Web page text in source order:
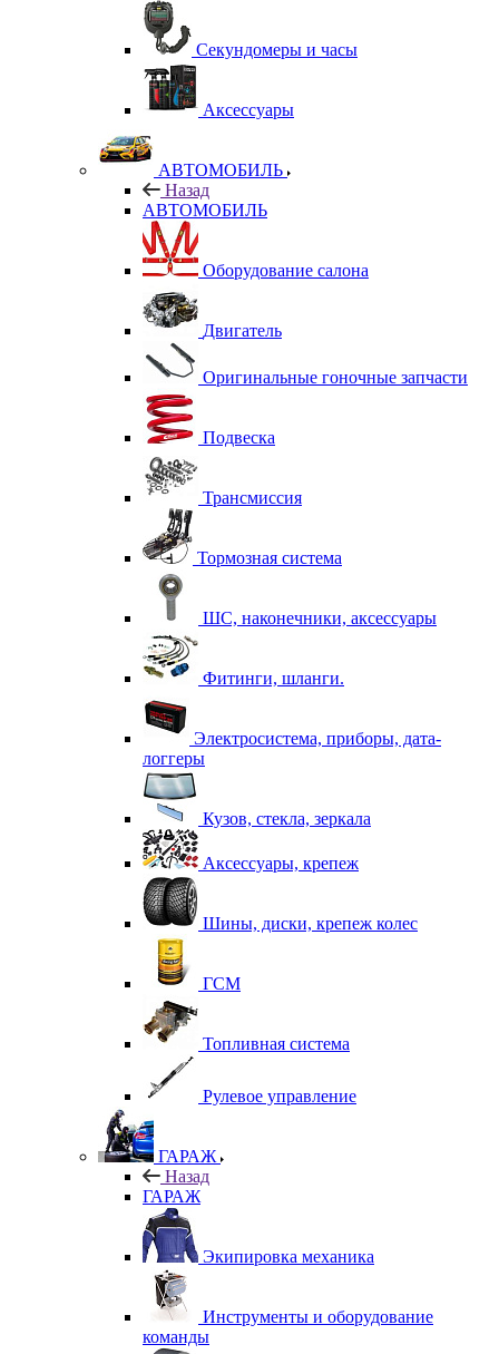
Секундомеры и часы
Аксессуары
АВТОМОБИЛЬ
Назад
АВТОМОБИЛЬ
Оборудование салона
Двигатель
Оригинальные гоночные запчасти
Подвеска
Трансмиссия
Тормозная система
ШС, наконечники, аксессуары
Фитинги, шланги.
Электросистема, приборы, дата-
логгеры
Кузов, стекла, зеркала
Аксессуары, крепеж
Шины, диски, крепеж колес
ГСМ
Топливная система
Рулевое управление
ГАРАЖ
Назад
ГАРАЖ
Экипировка механика
Инструменты и оборудование
команды